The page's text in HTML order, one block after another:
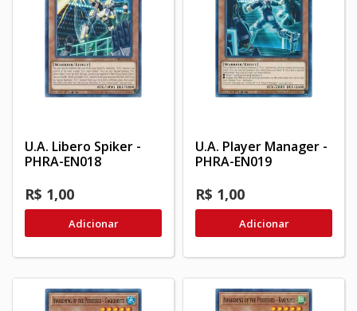
U.A. Libero Spiker -
PHRA-EN018
R$ 1,00
Adicionar
U.A. Player Manager -
PHRA-EN019
R$ 1,00
Adicionar